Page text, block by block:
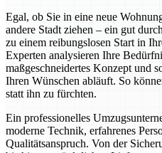
Egal, ob Sie in eine neue
andere Stadt ziehen – ein gut
zu einem reibungslosen Start in
Experten analysieren Ihre
maßgeschneidertes Konzept und
Ihren Wünschen abläuft. So
statt ihn zu fürchten.
Ein professionelles
moderne Technik, erfahrenes
Qualitätsanspruch. Von der